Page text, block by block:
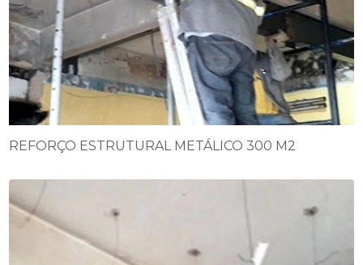
REFORÇO ESTRUTURAL METÁLICO 300 M2